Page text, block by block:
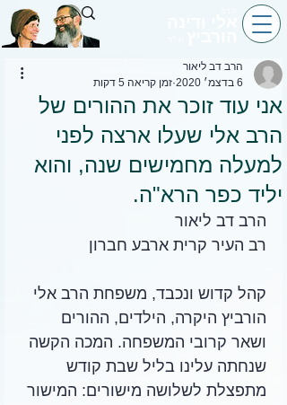
אני עוד זוכר את ההורים של
הרב אלי שעלו ארצה לפני
למעלה מחמישים שנה, והוא
יליד כפר הרא"ה.
הרב דב ליאור
6 בדצמ׳ 2020
זמן קריאה 5 דקות
הרב דב ליאור
רב העיר קרית ארבע חברון
קהל קדוש ונכבד, משפחת הרב אלי
הורביץ היקרה, הילדים, ההורים
ושאר קרובי המשפחה. המכה הקשה
שנחתה עלינו בליל שבת קודש
מתפצלת לשלושה מישורים: המישור